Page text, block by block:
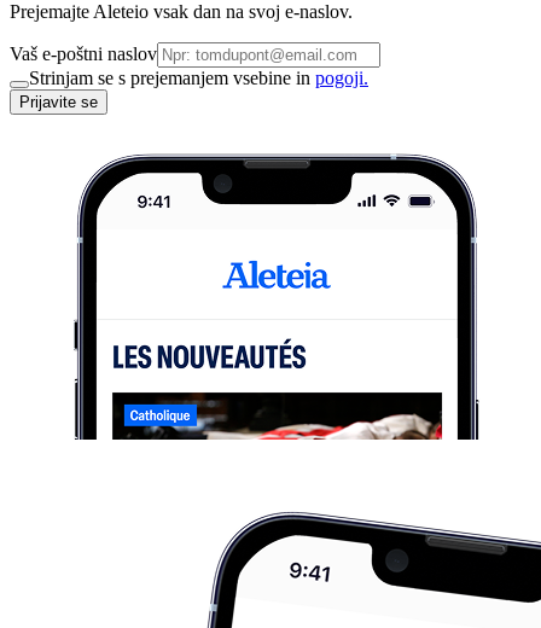
Prejemajte Aleteio vsak dan na svoj e-naslov.
Vaš e-poštni naslov
Strinjam se s prejemanjem vsebine in pogoji.
Prijavite se